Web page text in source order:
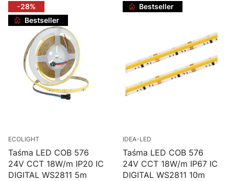
-28%
Bestseller
ECOLIGHT
Taśma LED COB 576
24V CCT 18W/m IP20 IC
DIGITAL WS2811 5m
Bestseller
IDEA-LED
Taśma LED COB 576
24V CCT 18W/m IP67 IC
DIGITAL WS2811 10m